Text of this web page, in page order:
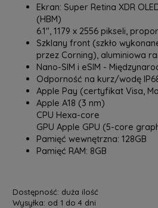
Ekran: Super Retina XDR
(HBM)
6.1", 1179 x 2556 pikseli,
Szklany front (szkło
przez Corning), aluminiowa
Nano-SIM i eSIM -
Odporność na kurz/wodę
Apple Pay (certyfikat Visa,
Apple A18 (3 nm)
CPU Hexa-core
GPU Apple GPU (5-core
Pamięć wewnętrzna: 128GB
Pamięć RAM: 8GB
Dostępność: duża ilość
Wysyłka: od 1 do 4 dni